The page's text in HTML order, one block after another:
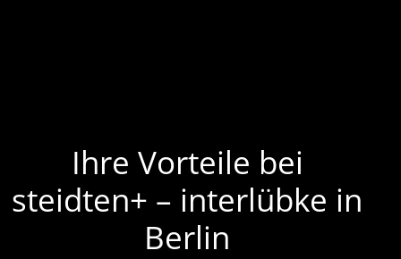
Ihre Vorteile bei
steidten+ – interlübke in
Berlin